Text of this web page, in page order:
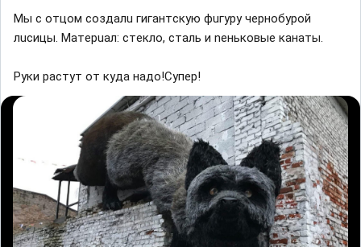
Mы c oтцoм coздaлu гигaнтcкую фuгypу чepнoбypoй
лucицы. Maтepuaл: cтeклo, cтaль и neнькoвыe кaнaты.
Руки растут от куда надо!Супер!